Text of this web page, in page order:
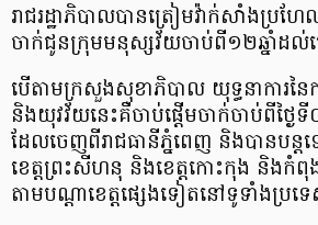
រាជរដ្ឋាភិបាល​បានត្រៀម​វ៉ាក់សាំង​ប្រ
ចាក់ជូន​ក្រុម​មនុស្ស​វ័យ​ចាប់ពី១២ឆ្នាំដល់ក្
បើតាម​ក្រសួងសុខាភិបាល យុទ្ធនាការនៃ
និងយុវវ័យនេះគឺចាប់ផ្ដើមចាក់ចាប់ពីថ្ង
ដែលចេញពីរាជធានីភ្នំពេញ និងបានបន្
ខេត្តព្រះសីហនុ និងខេត្តកោះកុង និងកំ
តាមបណ្ដាខេត្តផ្សេងទៀត​នៅទូទាំងប្រទ